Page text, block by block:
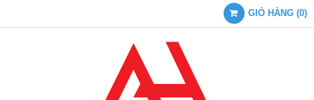
GIỎ HÀNG (0)